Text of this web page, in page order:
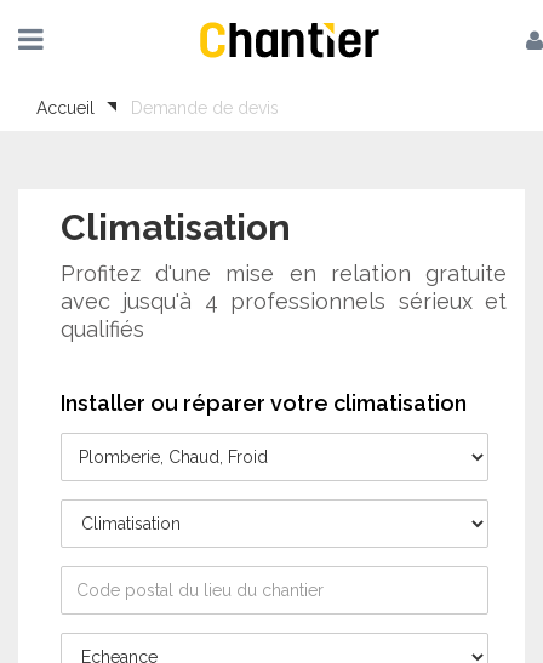
Accueil Demande de devis
Climatisation
Profitez d'une mise en relation gratuite
avec jusqu'à 4 professionnels sérieux et
qualifiés
Installer ou réparer votre climatisation